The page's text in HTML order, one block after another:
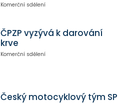
Komerční sdělení
ČPZP vyzývá k darování
krve
Komerční sdělení
Český motocyklový tým SP